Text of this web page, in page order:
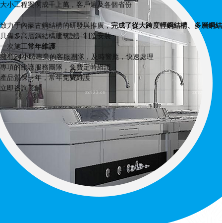
大小工程案例成千上萬，客戶遍及各個省份
致力于內蒙古鋼結構的研發與推廣，完成了從大跨度輕鋼結構、多層鋼
具備多高層鋼結構建筑設計制造安裝
一次施工常年維護
擁有24小時專業的客服團隊，及時響應，快速處理
專項的維護服務團隊，免費定時維護
產品質保一年，常年免費維護
立即咨詢了解